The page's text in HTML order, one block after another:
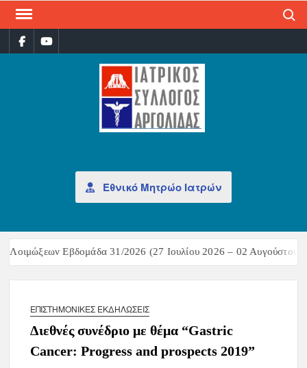
Εθνικό Μητρώο Ιατρών
Εβδομάδα 31/2026 (27 Ιουλίου 2026 – 02 Αυγούστου
ΕΠΙΣΤΗΜΟΝΙΚΈΣ ΕΚΔΗΛΏΣΕΙΣ
Διεθνές συνέδριο με θέμα “Gastric
Cancer: Progress and prospects 2019”